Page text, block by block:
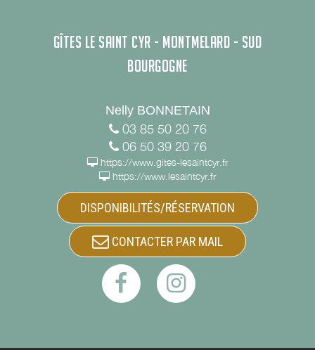
GÎTES LE SAINT CYR - MONTMELARD - SUD
BOURGOGNE
Nelly BONNETAIN
03 85 50 20 76
06 50 39 20 76
https://www.gites-lesaintcyr.fr
https://www.lesaintcyr.fr
DISPONIBILITÉS/RÉSERVATION
CONTACTER PAR MAIL